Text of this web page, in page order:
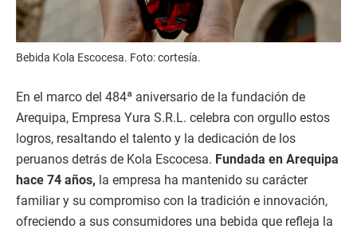
Bebida Kola Escocesa. Foto: cortesía.
En el marco del 484ª aniversario de la fundación de
Arequipa, Empresa Yura S.R.L. celebra con orgullo estos
logros, resaltando el talento y la dedicación de los
peruanos detrás de Kola Escocesa. Fundada en Arequipa
hace 74 años, la empresa ha mantenido su carácter
familiar y su compromiso con la tradición e innovación,
ofreciendo a sus consumidores una bebida que refleja la